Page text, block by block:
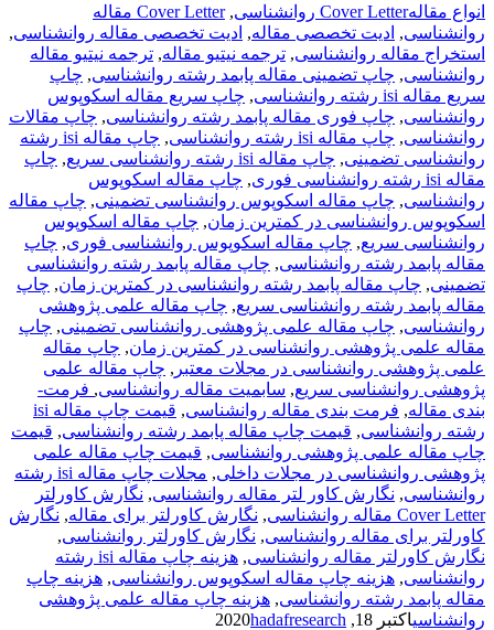
انواع مقالهCover Letter روانشناسی ,
Cover Letter مقاله
روانشناسی, ادیت تخصصی مقاله, ادیت تخصصی مقاله روانشناسی,
استخراج مقاله روانشناسی, ترجمه نیتیو مقاله, ترجمه نیتیو مقاله
روانشناسی, چاپ تضمینی مقاله پابمد رشته روانشناسی, چاپ
سریع مقاله isi رشته روانشناسی
, چاپ سریع مقاله اسکوپوس
روانشناسی, چاپ فوری مقاله پابمد رشته روانشناسی, چاپ مقالات
روانشناسی, چاپ مقاله isi رشته روانشناسی ,
چاپ مقاله isi رشته
روانشناسی تضمینی, چاپ مقاله isi رشته روانشناسی سریع , چاپ
مقاله isi رشته روانشناسی فوری
, چاپ مقاله اسکوپوس
روانشناسی, چاپ مقاله اسکوپوس روانشناسی تضمینی, چاپ مقاله
اسکوپوس روانشناسی در کمترین زمان, چاپ مقاله اسکوپوس
روانشناسی سریع, چاپ مقاله اسکوپوس روانشناسی فوری, چاپ
مقاله پابمد رشته روانشناسی, چاپ مقاله پابمد رشته روانشناسی
تضمینی, چاپ مقاله پابمد رشته روانشناسی در کمترین زمان, چاپ
مقاله پابمد رشته روانشناسی سریع, چاپ مقاله علمی پژوهشی
روانشناسی, چاپ مقاله علمی پژوهشی روانشناسی تضمینی, چاپ
مقاله علمی پژوهشی روانشناسی در کمترین زمان, چاپ مقاله
علمی پژوهشی روانشناسی در مجلات معتبر , چاپ مقاله علمی
پژوهشی روانشناسی سریع, سابمیت مقاله روانشناسی, فرمت­
بندی مقاله, فرمت­ بندی مقاله روانشناسی,
قیمت چاپ مقاله isi
رشته روانشناسی, قیمت چاپ مقاله پابمد رشته روانشناسی, قیمت
چاپ مقاله علمی پژوهشی روانشناسی, قیمت چاپ مقاله علمی
پژوهشی روانشناسی در مجلات داخلی,
مجلات چاپ مقاله isi رشته
روانشناسی, نگارش کاور لتر مقاله روانشناسی, نگارش کاورلتر
Cover Letter مقاله روانشناسی
, نگارش کاورلتر برای مقاله, نگارش
کاورلتر برای مقاله روانشناسی, نگارش کاورلتر روانشناسی,
نگارش کاورلتر مقاله روانشناسی,
هزینه چاپ مقاله isi رشته
روانشناسی, هزینه چاپ مقاله اسکوپوس روانشناسی, هزینه چاپ
مقاله پابمد رشته روانشناسی, هزینه چاپ مقاله علمی پژوهشی
روانشناسیاکتبر 18, 2020 hadafresearch